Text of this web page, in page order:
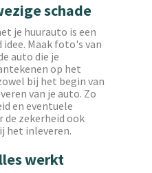
schade
je huurauto is een
Maak foto's van
auto die je
op het
bij het begin van
van je auto. Zo
en eventuele
de zekerheid ook
het inleveren.
werkt